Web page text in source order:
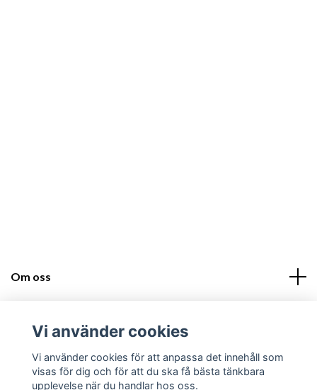
Om oss
Sociala medier
Vi använder cookies
Vi använder cookies för att anpassa det innehåll som
visas för dig och för att du ska få bästa tänkbara
upplevelse när du handlar hos oss.